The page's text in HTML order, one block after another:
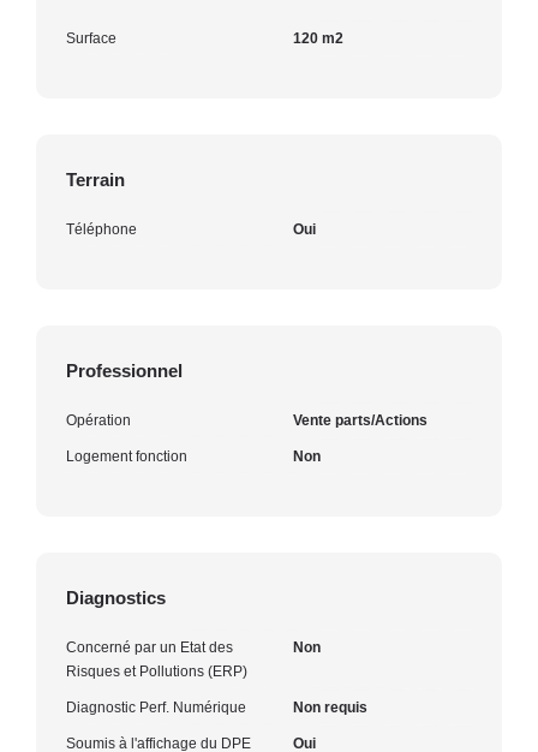
Surface 120 m2
Terrain
Téléphone Oui
Professionnel
Opération Vente parts/Actions
Logement fonction Non
Diagnostics
Concerné par un Etat des
Risques et Pollutions (ERP)
Non
Diagnostic Perf. Numérique Non requis
Soumis à l'affichage du DPE Oui